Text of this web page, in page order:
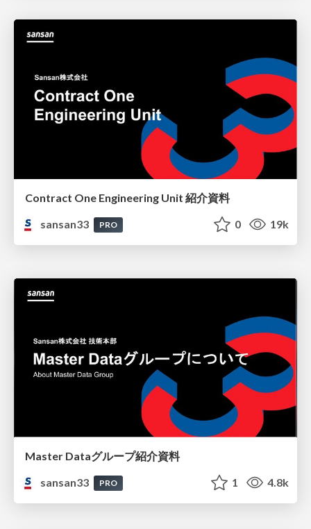
Contract One Engineering Unit 紹介資料
sansan33
PRO 0 19k
Master Dataグループ紹介資料
sansan33
PRO 1 4.8k